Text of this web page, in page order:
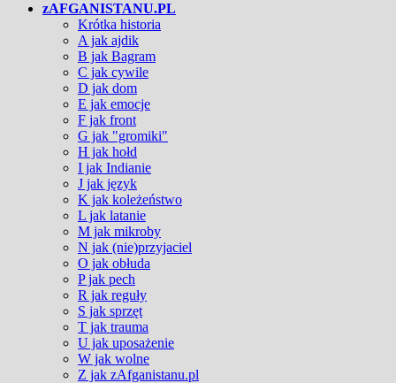
zAFGANISTANU.PL
Krótka historia
A jak ajdik
B jak Bagram
C jak cywile
D jak dom
E jak emocje
F jak front
G jak "gromiki"
H jak hołd
I jak Indianie
J jak język
K jak koleżeństwo
L jak latanie
M jak mikroby
N jak (nie)przyjaciel
O jak obłuda
P jak pech
R jak reguły
S jak sprzęt
T jak trauma
U jak uposażenie
W jak wolne
Z jak zAfganistanu.pl